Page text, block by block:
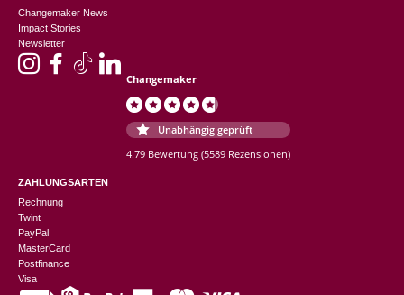
Changemaker News
Impact Stories
Newsletter
Changemaker
Unabhängig geprüft
4.79 Bewertung (5589 Rezensionen)
ZAHLUNGSARTEN
Rechnung
Twint
PayPal
MasterCard
Postfinance
Visa